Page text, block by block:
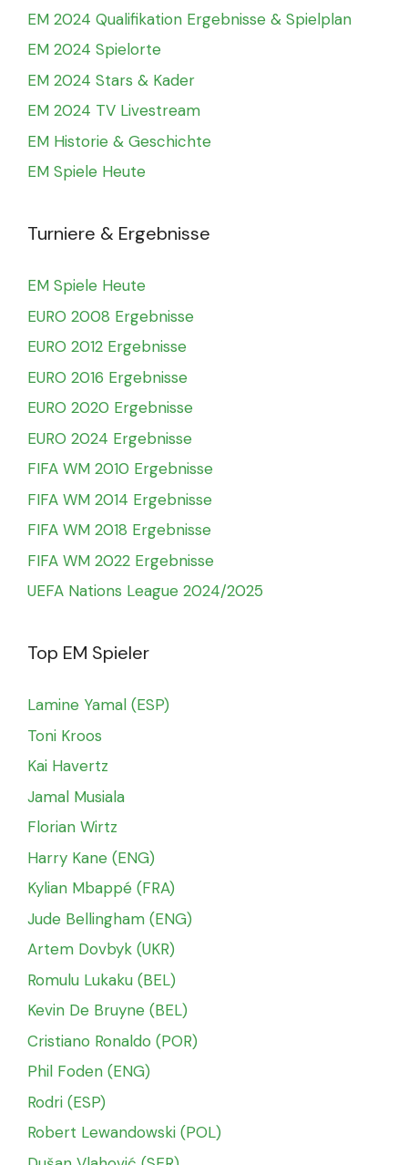
EM 2024 Qualifikation Ergebnisse & Spielplan
EM 2024 Spielorte
EM 2024 Stars & Kader
EM 2024 TV Livestream
EM Historie & Geschichte
EM Spiele Heute
Turniere & Ergebnisse
EM Spiele Heute
EURO 2008 Ergebnisse
EURO 2012 Ergebnisse
EURO 2016 Ergebnisse
EURO 2020 Ergebnisse
EURO 2024 Ergebnisse
FIFA WM 2010 Ergebnisse
FIFA WM 2014 Ergebnisse
FIFA WM 2018 Ergebnisse
FIFA WM 2022 Ergebnisse
UEFA Nations League 2024/2025
Top EM Spieler
Lamine Yamal (ESP)
Toni Kroos
Kai Havertz
Jamal Musiala
Florian Wirtz
Harry Kane (ENG)
Kylian Mbappé (FRA)
Jude Bellingham (ENG)
Artem Dovbyk (UKR)
Romulu Lukaku (BEL)
Kevin De Bruyne (BEL)
Cristiano Ronaldo (POR)
Phil Foden (ENG)
Rodri (ESP)
Robert Lewandowski (POL)